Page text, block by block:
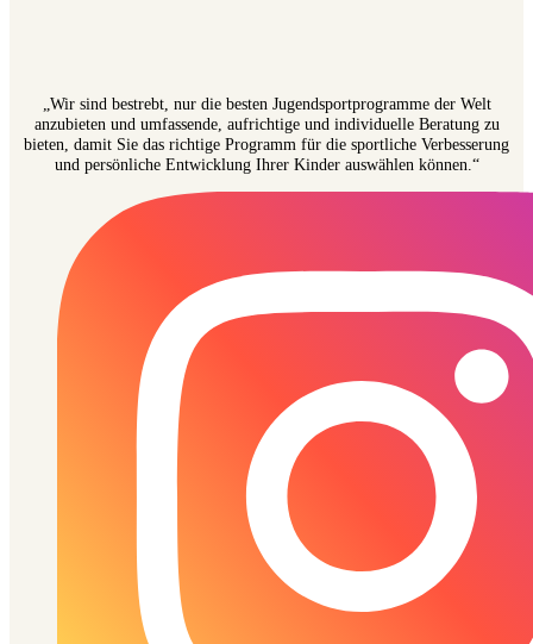
„Wir sind bestrebt, nur die besten Jugendsportprogramme der Welt
anzubieten und umfassende, aufrichtige und individuelle Beratung zu
bieten, damit Sie das richtige Programm für die sportliche Verbesserung
und persönliche Entwicklung Ihrer Kinder auswählen können.“